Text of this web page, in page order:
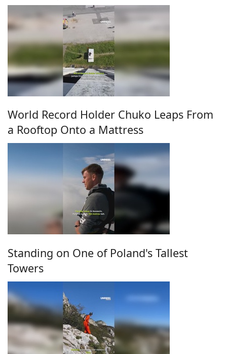
World Record Holder Chuko Leaps From
a Rooftop Onto a Mattress
Standing on One of Poland's Tallest
Towers